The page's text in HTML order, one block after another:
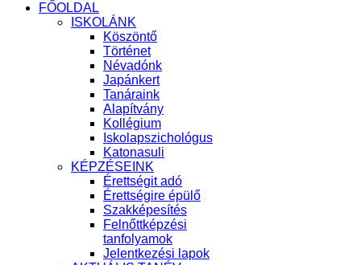
FŐOLDAL
ISKOLÁNK
Köszöntő
Történet
Névadónk
Japánkert
Tanáraink
Alapítvány
Kollégium
Iskolapszichológus
Katonasuli
KÉPZÉSEINK
Érettségit adó
Érettségire épülő
Szakképesítés
Felnőttképzési
tanfolyamok
Jelentkezési lapok